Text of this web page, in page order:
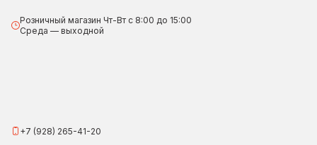
Розничный магазин Чт-Вт с 8:00 до 15:00
Среда — выходной
+7 (928) 265-41-20